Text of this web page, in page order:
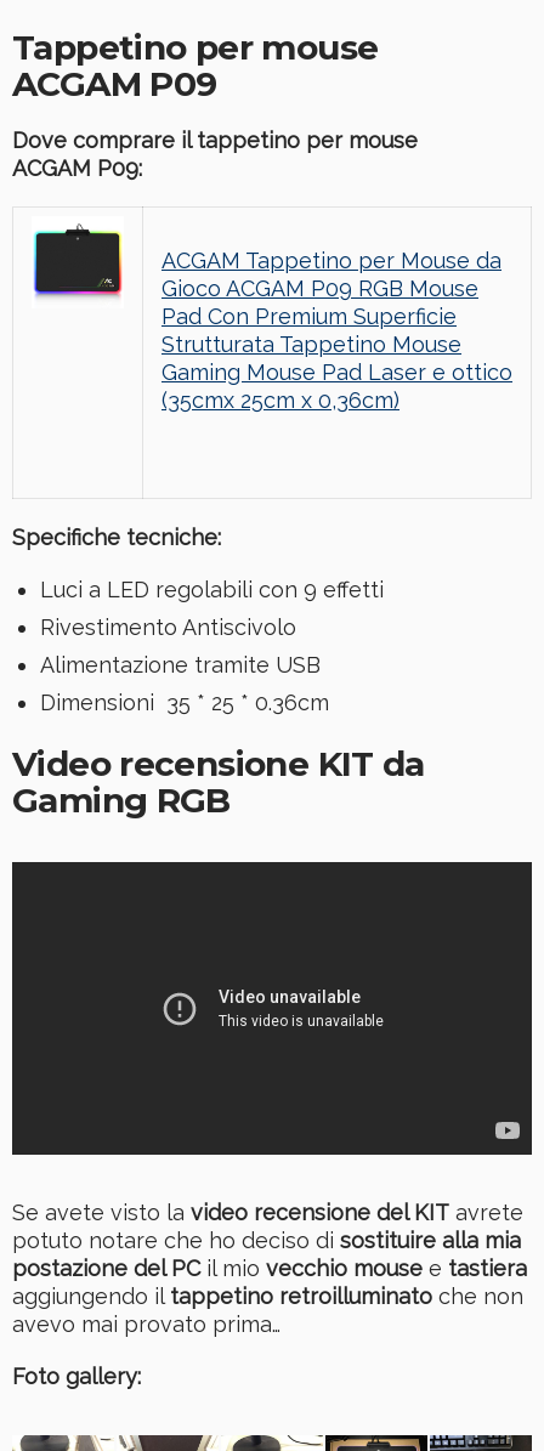
Tappetino per mouse
ACGAM P09
Dove comprare il tappetino per mouse
ACGAM P09:
ACGAM Tappetino per Mouse da
Gioco ACGAM P09 RGB Mouse
Pad Con Premium Superficie
Strutturata Tappetino Mouse
Gaming Mouse Pad Laser e ottico
(35cmx 25cm x 0,36cm)
Specifiche tecniche:
Luci a LED regolabili con 9 effetti
Rivestimento Antiscivolo
Alimentazione tramite USB
Dimensioni 35 * 25 * 0.36cm
Video recensione KIT da
Gaming RGB
Se avete visto la video recensione del KIT avrete
potuto notare che ho deciso di sostituire alla mia
postazione del PCil mio vecchio mouse e tastiera
aggiungendo il tappetino retroilluminato che non
avevo mai provato prima…
Foto gallery: